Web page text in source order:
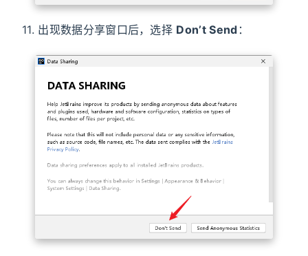
11. 出现数据分享窗口后，选择 Don’t Send ：